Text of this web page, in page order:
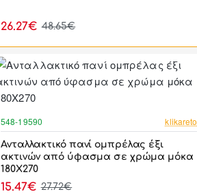
26.27€ 48.65€
548-19590 klikareto
Ανταλλακτικό πανί ομπρέλας έξι
ακτινών από ύφασμα σε χρώμα μόκα
180Χ270
15.47€ 27.72€